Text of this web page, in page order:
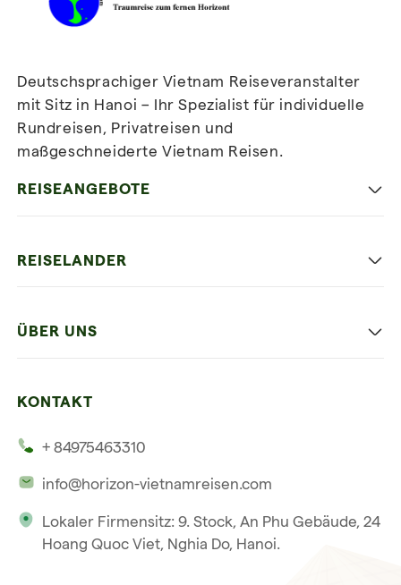
Newsletterabonnieren
Deutschsprachiger Vietnam Reiseveranstalter
mit Sitz in Hanoi – Ihr Spezialist für individuelle
Rundreisen, Privatreisen und
maßgeschneiderte Vietnam Reisen.
REISEANGEBOTE
Die Beste Reise
Mehrere Länder
REISELANDER
ÜBER UNS
Unsere internationale Tourismuslizenz
KONTAKT
+ 84975463310
info@horizon-vietnamreisen.com
Lokaler Firmensitz: 9. Stock, An Phu Gebäude, 24
Hoang Quoc Viet, Nghia Do, Hanoi.